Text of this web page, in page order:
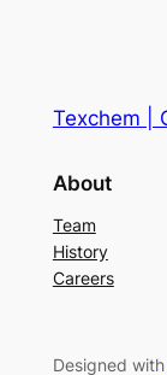
Texchem |
About
Team
History
Careers
Designed with